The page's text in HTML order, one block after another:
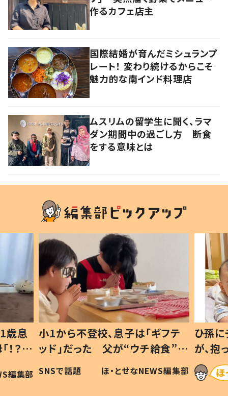
作るカフェ店主
国際結婚が育んだミシュランプ
レート！ 変わり続けるからこそ
魅力的な南インド料理店
ムスリムの留学生に聞く、ラマ
ダン期間中の過ごし方 断食
をする意味とは
歳息
？」
編集部
小1から不登校、息子は「ギフテ
ッド」だった 父が“ウチ給食”を
作り続ける理由とは #令和の親
#令和の子
SNSで話題 ほ・とせなNEWS編集部
ひ孫
が、
「涙が
い」